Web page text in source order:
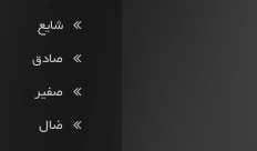
شایع
صادق
صفیر
ضال